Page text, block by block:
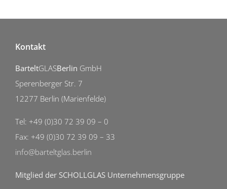
Kontakt
BarteltGLASBerlin GmbH
Sperenberger Str. 7
12277 Berlin (Marienfelde)
Tel: +49 (0)30 72 39 09 – 0
Fax: +49 (0)30 72 39 09 – 33
info@barteltglas.berlin
Mitglied der SCHOLLGLAS Unternehmensgruppe